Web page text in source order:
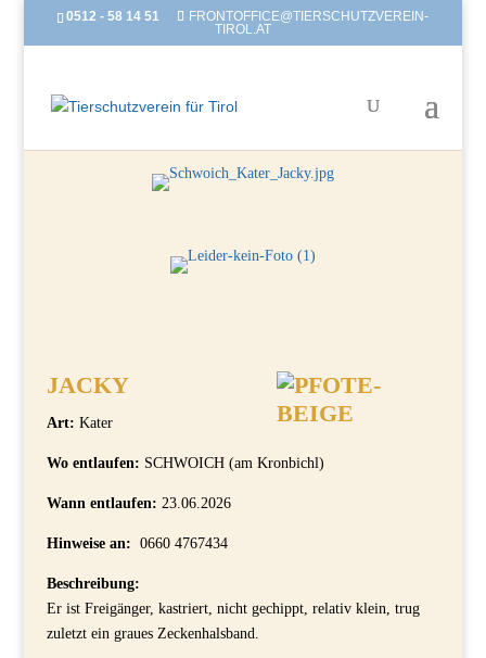
0512 - 58 14 51
FRONTOFFICE@TIERSCHUTZVEREIN-
TIROL.AT
JACKY
Art: Kater
Wo entlaufen: SCHWOICH (am Kronbichl)
Wann entlaufen: 23.06.2026
Hinweise an: 0660 4767434
Beschreibung:
Er ist Freigänger, kastriert, nicht gechippt, relativ klein, trug
zuletzt ein graues Zeckenhalsband.